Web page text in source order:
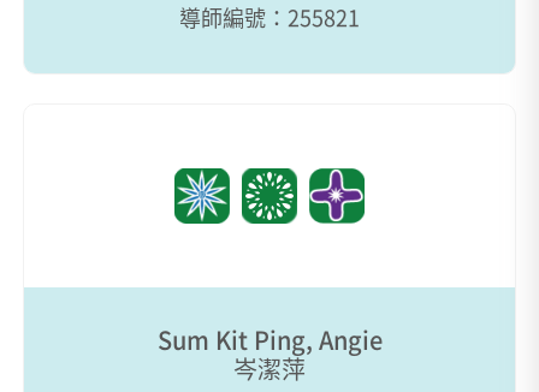
導師編號：255821
Sum Kit Ping, Angie
岑潔萍